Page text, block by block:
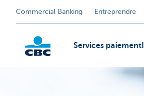
Commercial Banking Entreprendre
Services paiement